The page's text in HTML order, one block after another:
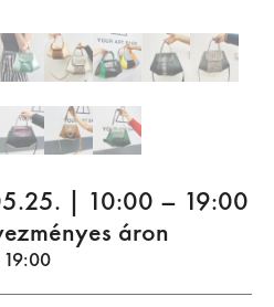
| 10:00 – 19:00
áron